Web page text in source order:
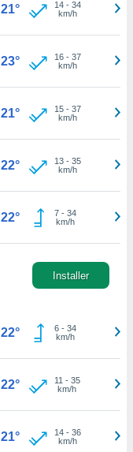
21° 14- 34
km/h
23° 16- 37
km/h
21° 15- 37
km/h
22° 13- 35
km/h
22° 7- 34
km/h
Installer
22° 6- 34
km/h
22° 11 - 35
km/h
21° 14- 36
km/h